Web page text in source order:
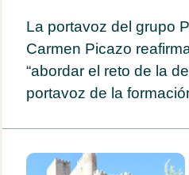
La portavoz del grupo
Carmen Picazo
“abordar el reto de la
portavoz de la